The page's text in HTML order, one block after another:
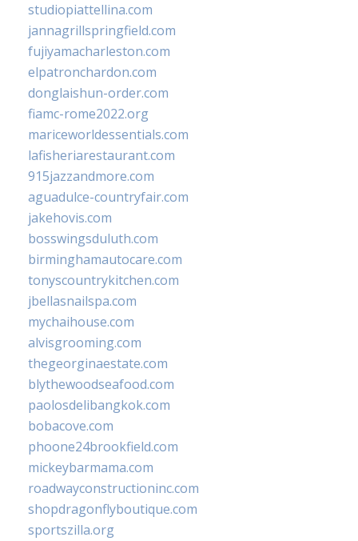
studiopiattellina.com
jannagrillspringfield.com
fujiyamacharleston.com
elpatronchardon.com
donglaishun-order.com
fiamc-rome2022.org
mariceworldessentials.com
lafisheriarestaurant.com
915jazzandmore.com
aguadulce-countryfair.com
jakehovis.com
bosswingsduluth.com
birminghamautocare.com
tonyscountrykitchen.com
jbellasnailspa.com
mychaihouse.com
alvisgrooming.com
thegeorginaestate.com
blythewoodseafood.com
paolosdelibangkok.com
bobacove.com
phoone24brookfield.com
mickeybarmama.com
roadwayconstructioninc.com
shopdragonflyboutique.com
sportszilla.org